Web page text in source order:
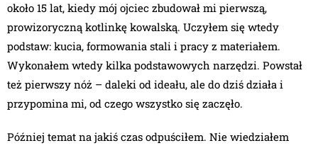
około 15 lat, kiedy mój ojciec zbudował mi pierwszą,
prowizoryczną kotlinkę kowalską. Uczyłem się wtedy
podstaw: kucia, formowania stali i pracy z materiałem.
Wykonałem wtedy kilka podstawowych narzędzi. Powstał
też pierwszy nóż – daleki od ideału, ale do dziś działa i
przypomina mi, od czego wszystko się zaczęło.
Później temat na jakiś czas odpuściłem. Nie wiedziałem